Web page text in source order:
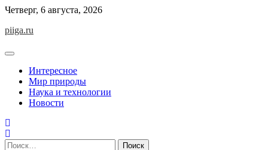
Skip
content
Четверг, 6 августа, 2026
piiga.ru
Интересное
Мир природы
Наука и технологии
Новости
Найти: